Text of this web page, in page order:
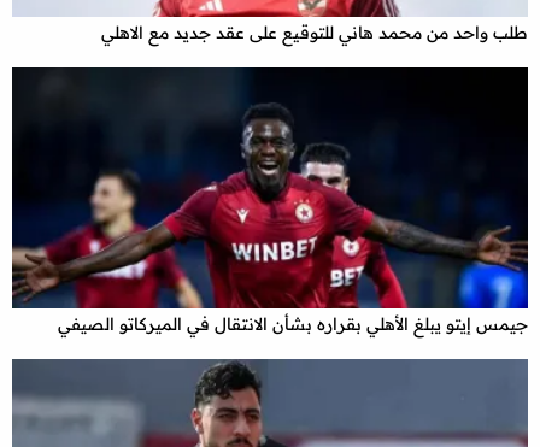
طلب واحد من محمد هاني للتوقيع على عقد جديد مع الاهلي
جيمس إيتو يبلغ الأهلي بقراره بشأن الانتقال في الميركاتو الصيفي